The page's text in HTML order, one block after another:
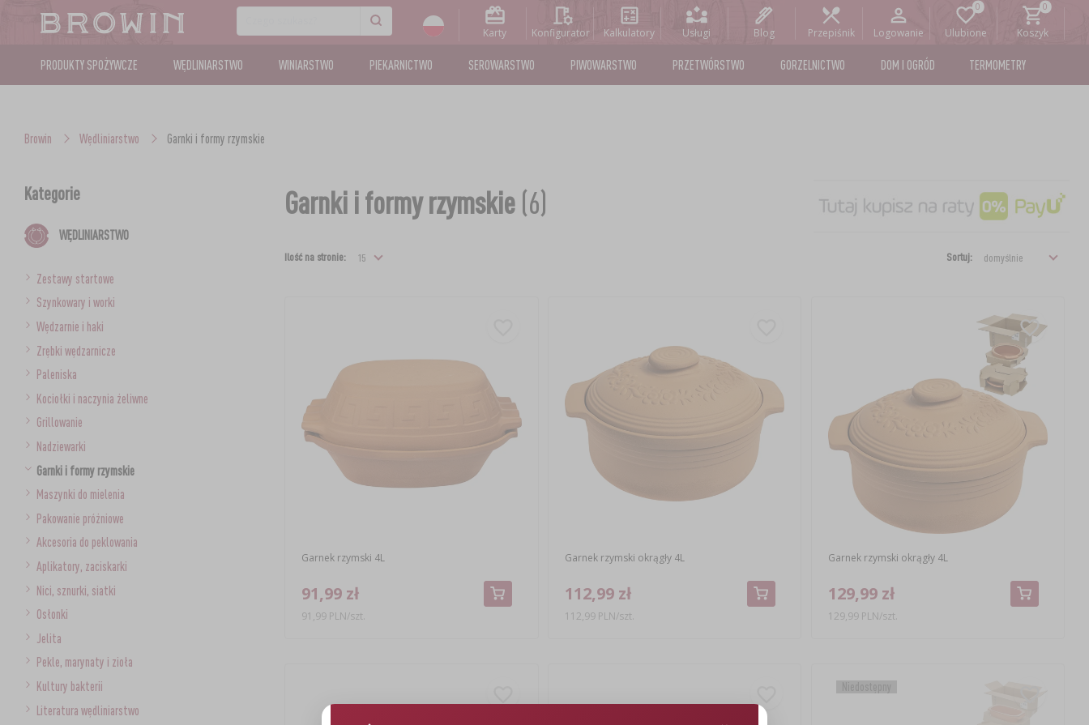
Karty Konfigurator Kalkulatory Usługi Blog Przepiśnik Logowanie Ulubione Koszyk
PRODUKTY SPOŻYWCZE WĘDLINIARSTWO WINIARSTWO PIEKARNICTWO SEROWARSTWO PIWOWARSTWO PRZETWÓRSTWO GORZELNICTWO DOM I OGRÓD TERMOMETRY
Browin Wędliniarstwo Garnki i formy rzymskie
Kategorie
WĘDLINIARSTWO
Zestawy startowe
Szynkowary i worki
Wędzarnie i haki
Zrębki wędzarnicze
Paleniska
Kociołki i naczynia żeliwne
Grillowanie
Nadziewarki
Garnki i formy rzymskie
Maszynki do mielenia
Pakowanie próżniowe
Akcesoria do peklowania
Aplikatory, zaciskarki
Nici, sznurki, siatki
Osłonki
Jelita
Pekle, marynaty i zioła
Kultury bakterii
Literatura wędliniarstwo
Garnki i formy rzymskie(6)
Ilość na stronie: Sortuj:
Garnek rzymski 4L
91,99 zł
91,99 PLN/szt.
Garnek rzymski okrągły 4L
112,99 zł
112,99 PLN/szt.
Garnek rzymski okrągły 4L
129,99 zł
129,99 PLN/szt.